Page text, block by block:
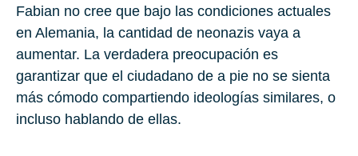
Fabian no cree que bajo las condiciones actuales
en Alemania, la cantidad de neonazis vaya a
aumentar. La verdadera preocupación es
garantizar que el ciudadano de a pie no se sienta
más cómodo compartiendo ideologías similares, o
incluso hablando de ellas.